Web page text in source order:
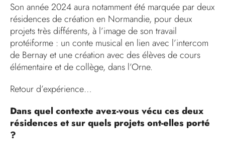
Son année 2024 aura notamment été marquée par deux
résidences de création en Normandie, pour deux
projets très différents, à l’image de son travail
protéiforme : un conte musical en lien avec l’intercom
de Bernay et une création avec des élèves de cours
élémentaire et de collège, dans l’Orne.
Retour d’expérience…
Dans quel contexte avez-vous vécu ces deux
résidences et sur quels projets ont-elles porté
?